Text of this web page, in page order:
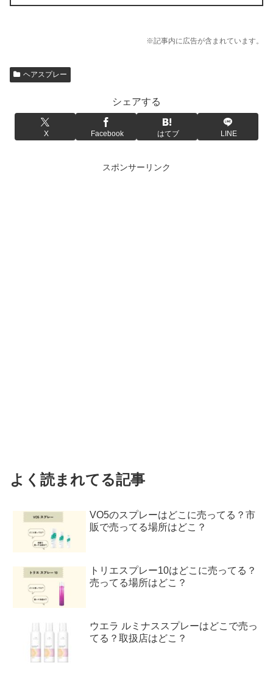
※記事内に広告が含まれています。
ヘアスプレー
シェアする
X Facebook はてブ LINE
スポンサーリンク
よく読まれてる記事
VO5のスプレーはどこに売ってる？市
販で売ってる場所はどこ？
トリエスプレー10はどこに売ってる？
売ってる場所はどこ？
ウエラ ルミナススプレーはどこで売っ
てる？取扱店はどこ？